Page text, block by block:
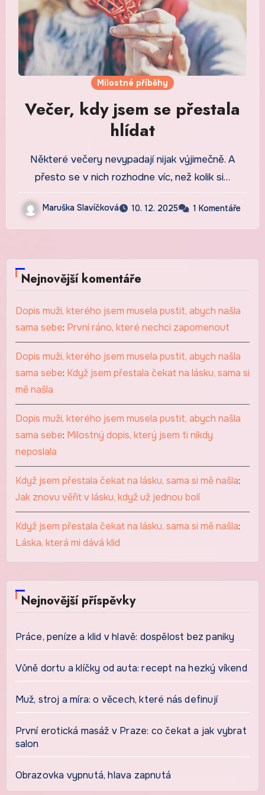
Milostné příběhy
Večer, kdy jsem se přestala
hlídat
Některé večery nevypadají nijak výjimečně. A
přesto se v nich rozhodne víc, než kolik si…
Maruška Slavíčková 10. 12. 2025 1 Komentáře
Nejnovější komentáře
Dopis muži, kterého jsem musela pustit, abych našla
sama sebe: První ráno, které nechci zapomenout
Dopis muži, kterého jsem musela pustit, abych našla
sama sebe: Když jsem přestala čekat na lásku, sama si
mě našla
Dopis muži, kterého jsem musela pustit, abych našla
sama sebe: Milostný dopis, který jsem ti nikdy
neposlala
Když jsem přestala čekat na lásku, sama si mě našla:
Jak znovu věřit v lásku, když už jednou bolí
Když jsem přestala čekat na lásku, sama si mě našla:
Láska, která mi dává klid
Nejnovější příspěvky
Práce, peníze a klid v hlavě: dospělost bez paniky
Vůně dortu a klíčky od auta: recept na hezký víkend
Muž, stroj a míra: o věcech, které nás definují
První erotická masáž v Praze: co čekat a jak vybrat
salon
Obrazovka vypnutá, hlava zapnutá